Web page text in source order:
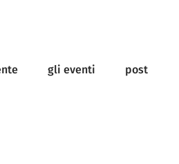
gli eventi post